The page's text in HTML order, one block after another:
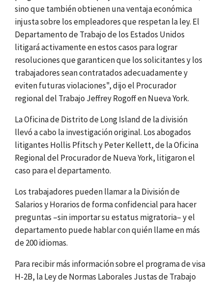
sino que también obtienen una ventaja económica
injusta sobre los empleadores que respetan la ley. El
Departamento de Trabajo de los Estados Unidos
litigará activamente en estos casos para lograr
resoluciones que garanticen que los solicitantes y los
trabajadores sean contratados adecuadamente y
eviten futuras violaciones", dijo el Procurador
regional del Trabajo Jeffrey Rogoff en Nueva York.
La Oficina de Distrito de Long Island de la división
llevó a cabo la investigación original. Los abogados
litigantes Hollis Pfitsch y Peter Kellett, de la Oficina
Regional del Procurador de Nueva York, litigaron el
caso para el departamento.
Los trabajadores pueden llamar a la División de
Salarios y Horarios de forma confidencial para hacer
preguntas –sin importar su estatus migratoria– y el
departamento puede hablar con quién llame en más
de 200 idiomas.
Para recibir más información sobre el programa de visa
H-2B, la Ley de Normas Laborales Justas de Trabajo